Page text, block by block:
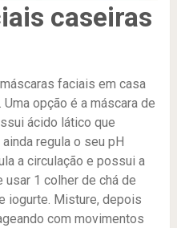
caseiras
faciais em casa
opção é a máscara de
ácido lático que
regula o seu pH
a circulação e possui a
1 colher de chá de
iogurte. Misture, depois
com movimentos